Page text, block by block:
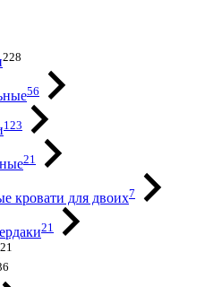
228
56
123
21
кровати для двоих7
21
21